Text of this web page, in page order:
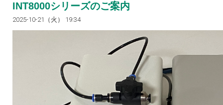
INT8000シリーズのご案内
2025-10-21（火） 19:34